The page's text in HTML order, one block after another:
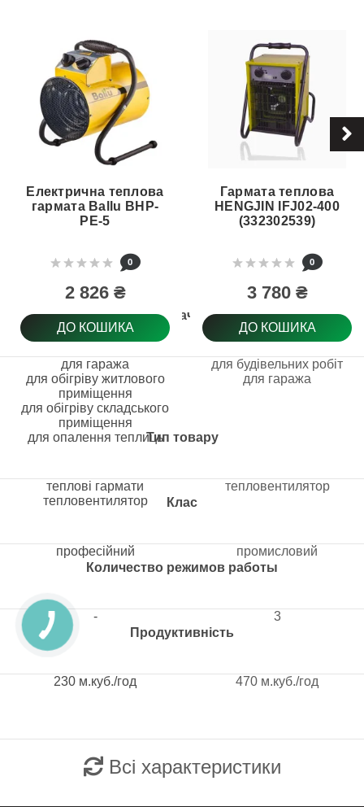
Призначення
Тип товару
Клас
Количество режимов работы
Продуктивність
Електрична теплова
гармата Ballu BHP-
PE-5
0
2 826 ₴
ДО КОШИКА
для гаража
для обігріву житлового
приміщення
для обігріву складського
приміщення
для опалення теплиць
теплові гармати
тепловентилятор
професійний
-
230 м.куб./год
Гармата теплова
HENGJIN IFJ02-400
(332302539)
0
3 780 ₴
ДО КОШИКА
для будівельних робіт
для гаража
тепловентилятор
промисловий
3
470 м.куб./год
Всі характеристики